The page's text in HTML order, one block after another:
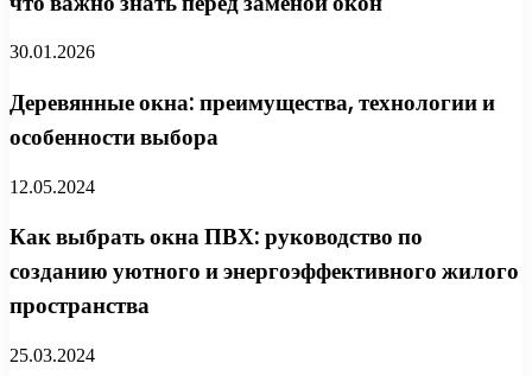
30.01.2026
Деревянные окна: преимущества, технологии и
особенности выбора
12.05.2024
Как выбрать окна ПВХ: руководство по
созданию уютного и энергоэффективного жилого
пространства
25.03.2024